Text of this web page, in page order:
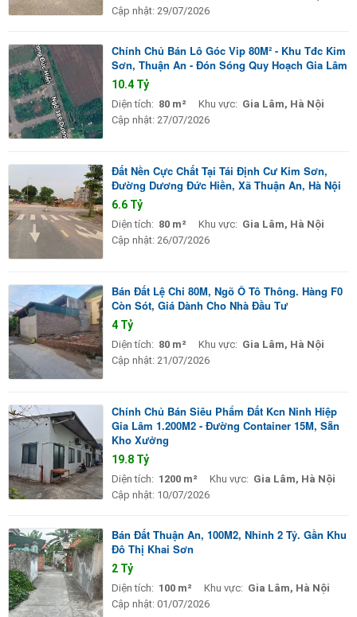
Cập nhật: 29/07/2026
Chính Chủ Bán Lô Góc Vip 80M² - Khu Tđc Kim
Sơn, Thuận An - Đón Sóng Quy Hoạch Gia Lâm
10.4 Tỷ
Diện tích: 80 m² Khu vực: Gia Lâm, Hà Nội
Cập nhật: 27/07/2026
Đất Nền Cực Chất Tại Tái Định Cư Kim Sơn,
Đường Dương Đức Hiền, Xã Thuận An, Hà Nội
6.6 Tỷ
Diện tích: 80 m² Khu vực: Gia Lâm, Hà Nội
Cập nhật: 26/07/2026
Bán Đất Lệ Chi 80M, Ngõ Ô Tô Thông. Hàng F0
Còn Sót, Giá Dành Cho Nhà Đầu Tư
4 Tỷ
Diện tích: 80 m² Khu vực: Gia Lâm, Hà Nội
Cập nhật: 21/07/2026
Chính Chủ Bán Siêu Phẩm Đất Kcn Ninh Hiệp
Gia Lâm 1.200M2 - Đường Container 15M, Sẵn
Kho Xưởng
19.8 Tỷ
Diện tích: 1200 m² Khu vực: Gia Lâm, Hà Nội
Cập nhật: 10/07/2026
Bán Đất Thuận An, 100M2, Nhỉnh 2 Tỷ. Gần Khu
Đô Thị Khai Sơn
2 Tỷ
Diện tích: 100 m² Khu vực: Gia Lâm, Hà Nội
Cập nhật: 01/07/2026